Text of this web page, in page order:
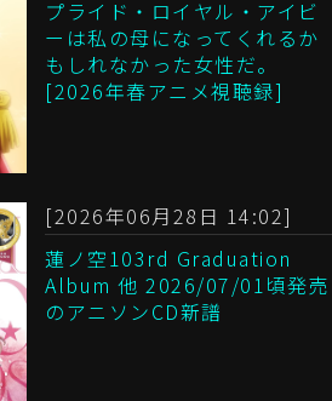
プライド・ロイヤル・アイビ
ーは私の母になってくれるか
もしれなかった女性だ。
[2026年春アニメ視聴録]
[2026年06月28日 14:02]
蓮ノ空103rd Graduation
Album 他 2026/07/01頃発売
のアニソンCD新譜